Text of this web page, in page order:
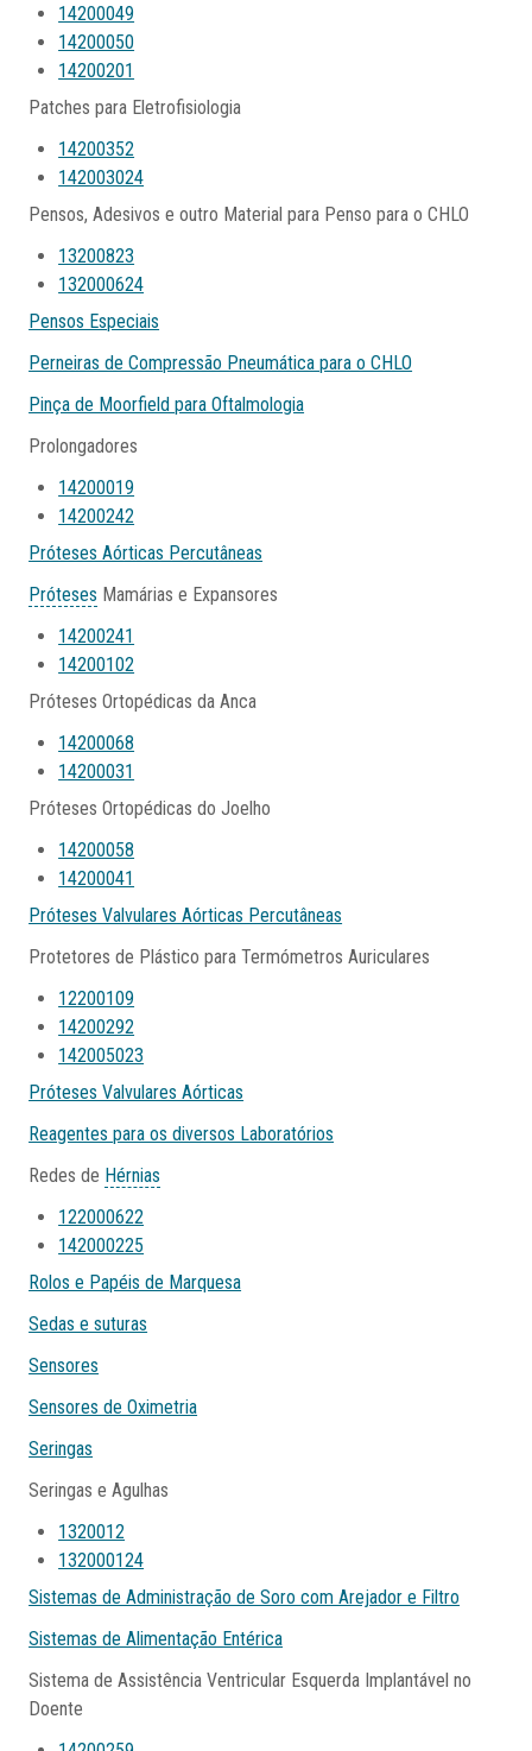
14200049
14200050
14200201
Patches para Eletrofisiologia
14200352
142003024
Pensos, Adesivos e outro Material para Penso para o CHLO
13200823
132000624
Pensos Especiais
Perneiras de Compressão Pneumática para o CHLO
Pinça de Moorfield para Oftalmologia
Prolongadores
14200019
14200242
Próteses Aórticas Percutâneas
Próteses Mamárias e Expansores
14200241
14200102
Próteses Ortopédicas da Anca
14200068
14200031
Próteses Ortopédicas do Joelho
14200058
14200041
Próteses Valvulares Aórticas Percutâneas
Protetores de Plástico para Termómetros Auriculares
12200109
14200292
142005023
Próteses Valvulares Aórticas
Reagentes para os diversos Laboratórios
Redes de Hérnias
122000622
142000225
Rolos e Papéis de Marquesa
Sedas e suturas
Sensores
Sensores de Oximetria
Seringas
Seringas e Agulhas
1320012
132000124
Sistemas de Administração de Soro com Arejador e Filtro
Sistemas de Alimentação Entérica
Sistema de Assistência Ventricular Esquerda Implantável no
Doente